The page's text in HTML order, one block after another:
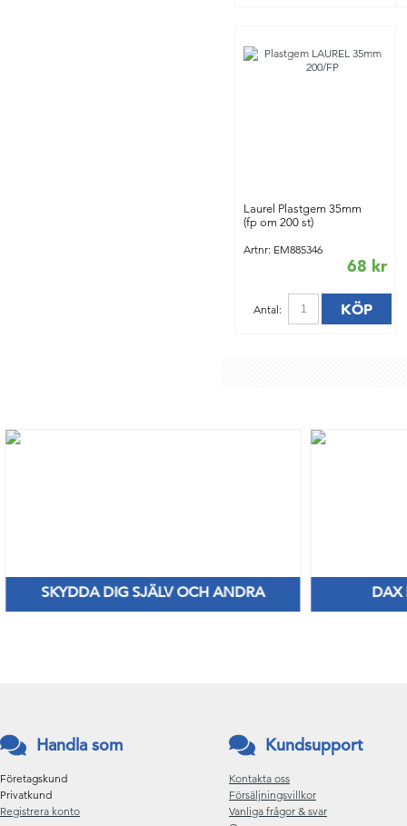
Laurel Plastgem 35mm
(fp om 200 st)
Artnr: EM885346
68 kr
Antal: KÖP
SKYDDA DIG SJÄLV OCH ANDRA
Nya Priser på nitril & vinylhanskar
DAX
Håll
Handla som
Företagskund
Privatkund
Registrera konto
Kundsupport
Kontakta oss
Försäljningsvillkor
Vanliga frågor & svar